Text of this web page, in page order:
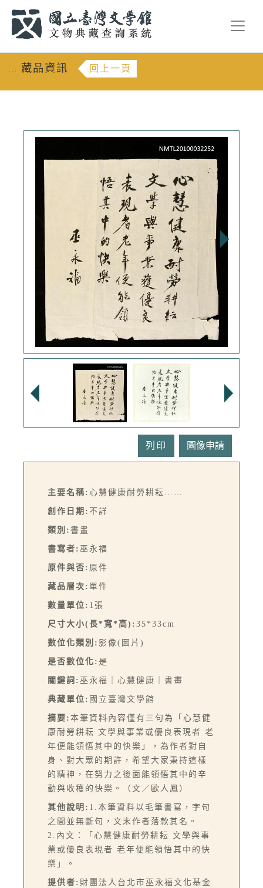
::: 藏品資訊 回上一頁
列印
主要名稱: 心慧健康耐勞耕耘……
創作日期: 不詳
類別: 書畫
書寫者: 巫永福
原件與否: 原件
藏品層次: 單件
數量單位: 1張
尺寸大小(長*寬*高): 35*33cm
數位化類別: 影像(圖片)
是否數位化: 是
關鍵詞: 巫永福｜心慧健康｜書畫
典藏單位: 國立臺灣文學館
摘要: 本筆資料內容僅有三句為「心慧健
康耐勞耕耘 文學與事業或優良表現者 老
年便能領悟其中的快樂」，為作者對自
身、對大眾的期許，希望大家秉持這樣
的精神，在努力之後面能領悟其中的辛
勤與收穫的快樂。（文／歐人鳳）
其他說明: 1.本筆資料以毛筆書寫，字句
之間並無斷句，文末作者落款其名。
2.內文：「心慧健康耐勞耕耘 文學與事
業或優良表現者 老年便能領悟其中的快
樂」。
提供者: 財團法人台北市巫永福文化基金